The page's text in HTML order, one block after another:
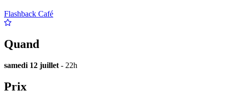
Flashback Café
Quand
samedi 12 juillet - 22h
Prix